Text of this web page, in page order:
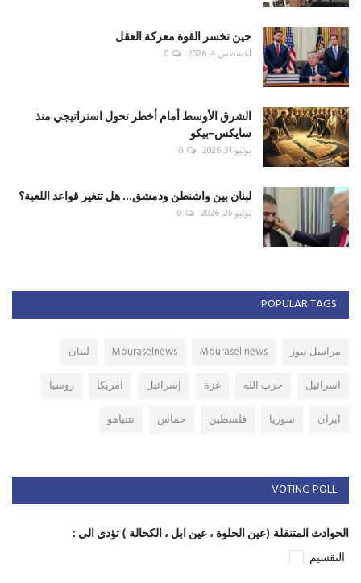
حين تخسر القوة معركة العقل
أغسطس 4, 2026 0
الشرق الأوسط أمام أخطر تحول استراتيجي منذ
سايكس–بيكو
يوليو 31, 2026 0
لبنان بين واشنطن ودمشق... هل تتغير قواعد اللعبة؟
يوليو 25, 2026 0
POPULAR TAGS
مراسل نيوز Mourasel news
Mouraselnews
لبنان
اسرائيل
حزب الله غزة إسرائيل امريكا
روسيا
ايران
سوريا فلسطين حماس نتنياهو
VOTING POLL
الحوادث المتنقلة (عين الحلوة ، عين ابل ، الكحالة ) تؤدي الى :
التقسيم